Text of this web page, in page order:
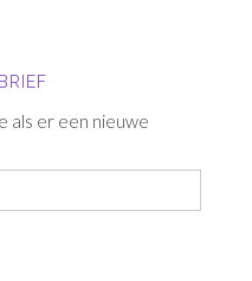
als er een nieuwe